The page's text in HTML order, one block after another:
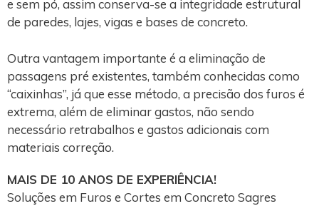
e sem pó, assim conserva-se a integridade estrutural
de paredes, lajes, vigas e bases de concreto.
Outra vantagem importante é a eliminação de
passagens pré existentes, também conhecidas como
“caixinhas”, já que esse método, a precisão dos furos é
extrema, além de eliminar gastos, não sendo
necessário retrabalhos e gastos adicionais com
materiais correção.
MAIS DE 10 ANOS DE EXPERIÊNCIA!
Soluções em Furos e Cortes em Concreto Sagres